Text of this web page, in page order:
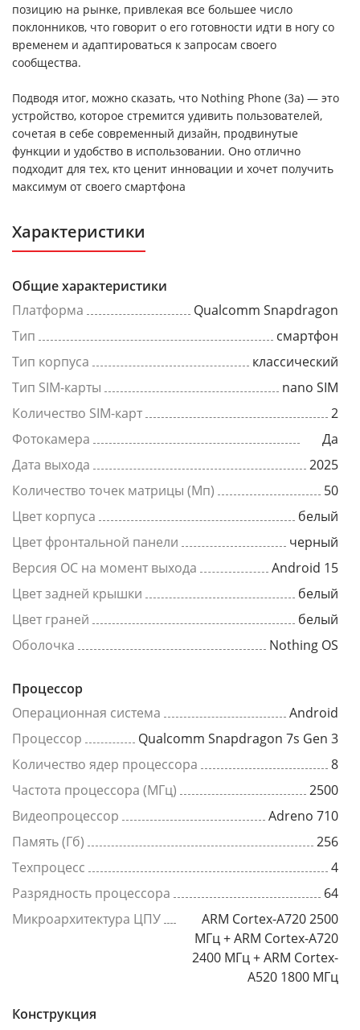
позицию на рынке, привлекая все большее число
поклонников, что говорит о его готовности идти в ногу со
временем и адаптироваться к запросам своего
сообщества.
Подводя итог, можно сказать, что Nothing Phone (3a) — это
устройство, которое стремится удивить пользователей,
сочетая в себе современный дизайн, продвинутые
функции и удобство в использовании. Оно отлично
подходит для тех, кто ценит инновации и хочет получить
максимум от своего смартфона
Характеристики
Общие характеристики
Платформа
Qualcomm Snapdragon
Тип
смартфон
Тип корпуса
классический
Тип SIM-карты
nano SIM
Количество SIM-карт
2
Фотокамера
Да
Дата выхода
2025
Количество точек матрицы (Мп)
50
Цвет корпуса
белый
Цвет фронтальной панели
черный
Версия ОС на момент выхода
Android 15
Цвет задней крышки
белый
Цвет граней
белый
Оболочка
Nothing OS
Процессор
Операционная система
Android
Процессор
Qualcomm Snapdragon 7s Gen 3
Количество ядер процессора
8
Частота процессора (МГц)
2500
Видеопроцессор
Adreno 710
Память (Гб)
256
Техпроцесс
4
Разрядность процессора
64
Микроархитектура ЦПУ
ARM Cortex-A720 2500
МГц + ARM Cortex-A720
2400 МГц + ARM Cortex-
A520 1800 МГц
Конструкция